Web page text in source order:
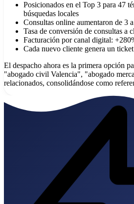
Posicionados en el Top 3 para 47
búsquedas locales
Consultas online aumentaron de 3
Tasa de conversión de consultas a
Facturación por canal digital:
Cada nuevo cliente genera un
El despacho ahora es la primera opción
"abogado civil Valencia", "abogado
relacionados, consolidándose como